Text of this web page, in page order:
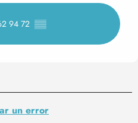
94 72 ▒▒
un error